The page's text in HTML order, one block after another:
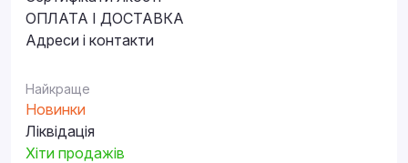
ОПЛАТА І ДОСТАВКА
Адреси і контакти
Найкраще
Новинки
Ліквідація
Хіти продажів